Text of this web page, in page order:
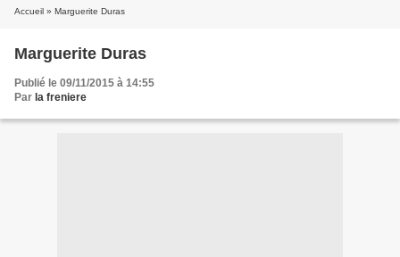
Accueil » Marguerite Duras
Marguerite Duras
Publié le 09/11/2015 à 14:55
Par la freniere